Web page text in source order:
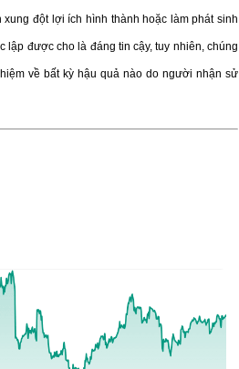
đột lợi ích hình thành hoặc làm phát sinh
được cho là đáng tin cậy, tuy nhiên, chúng
về bất kỳ hậu quả nào do người nhận sử